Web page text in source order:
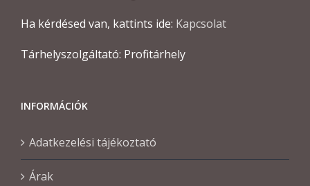
Ha kérdésed van, kattints ide: Kapcsolat
Tárhelyszolgáltató: Profitárhely
INFORMÁCIÓK
Adatkezelési tájékoztató
Árak